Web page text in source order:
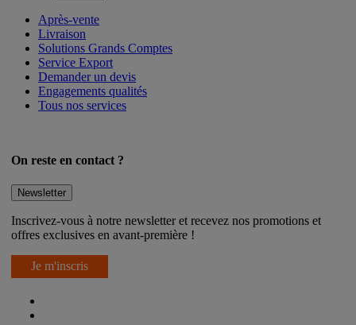
Après-vente
Livraison
Solutions Grands Comptes
Service Export
Demander un devis
Engagements qualités
Tous nos services
On reste en contact ?
Newsletter
Inscrivez-vous à notre newsletter et recevez nos promotions et
offres exclusives en avant-première !
Je m'inscris